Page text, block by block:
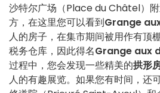
沙特尔广场（Place du Châtel）
方，在这里您可以看到Grange
人的房子，在集市期间被用作有顶
税务仓库，因此得名Grange aux
过程中，您会发现一些精美的拱形
人的有趣展览。如果您有时间，还